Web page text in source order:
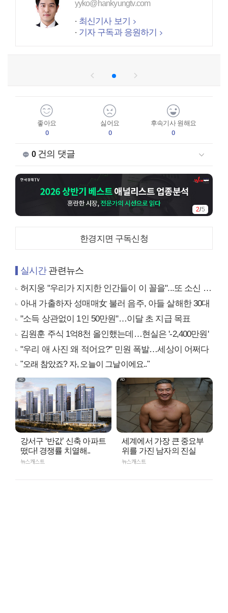
yyko@hankyungtv.com
최신기사 보기
기자 구독과 응원하기
좋아요
0
싫어요
0
후속기사 원해요
0
0건의 댓글
2/5
한경지면 구독신청
실시간관련뉴스
허지웅 "우리가 지지한 인간들이 이 꼴을"...또 소신 발언
아내 가출하자 성매매女 불러 음주, 아들 살해한 30대
"소득 상관없이 1인 50만원"…이달 초 지급 목표
김원훈 주식 1억8천 올인했는데…현실은 '-2,400만원'
"우리 애 사진 왜 적어요?" 민원 폭발…세상이 어쩌다
"오래 참았죠? 자, 오늘이 그날이에요.."
강서구 ‘반값’ 신축 아파트
떴다! 경쟁률 치열해..
뉴스캐스트
세계에서 가장 큰 중요부
위를 가진 남자의 진실
뉴스캐스트